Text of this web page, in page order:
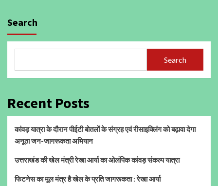
Search
Search
Recent Posts
कांवड़ यात्रा के दौरान पीईटी बोतलों के संग्रह एवं रीसाइक्लिंग को बढ़ावा देगा
अनूठा जन-जागरूकता अभियान
उत्तराखंड की खेल मंत्री रेखा आर्या का ओलंपिक कांवड़ संकल्प यात्रा
फिटनेस का मूल मंत्र है खेल के प्रति जागरूकता : रेखा आर्या